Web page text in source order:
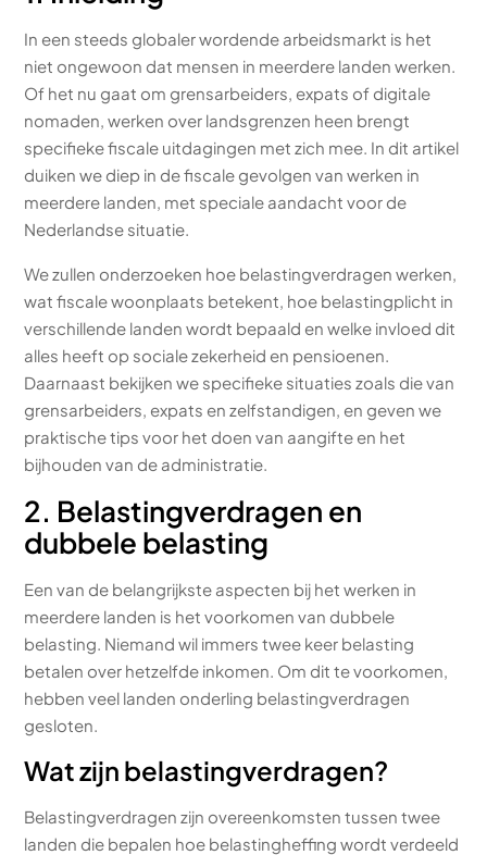
In een steeds globaler wordende arbeidsmarkt is het
niet ongewoon dat mensen in meerdere landen werken.
Of het nu gaat om grensarbeiders, expats of digitale
nomaden, werken over landsgrenzen heen brengt
specifieke fiscale uitdagingen met zich mee. In dit artikel
duiken we diep in de fiscale gevolgen van werken in
meerdere landen, met speciale aandacht voor de
Nederlandse situatie.
We zullen onderzoeken hoe belastingverdragen werken,
wat fiscale woonplaats betekent, hoe belastingplicht in
verschillende landen wordt bepaald en welke invloed dit
alles heeft op sociale zekerheid en pensioenen.
Daarnaast bekijken we specifieke situaties zoals die van
grensarbeiders, expats en zelfstandigen, en geven we
praktische tips voor het doen van aangifte en het
bijhouden van de administratie.
2. Belastingverdragen en
dubbele belasting
Een van de belangrijkste aspecten bij het werken in
meerdere landen is het voorkomen van dubbele
belasting. Niemand wil immers twee keer belasting
betalen over hetzelfde inkomen. Om dit te voorkomen,
hebben veel landen onderling belastingverdragen
gesloten.
Wat zijn belastingverdragen?
Belastingverdragen zijn overeenkomsten tussen twee
landen die bepalen hoe belastingheffing wordt verdeeld